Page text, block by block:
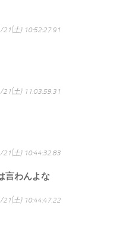
21(土) 10:52:27.91
21(土) 11:03:59.31
21(土) 10:44:32.83
言わんよな
21(土) 10:44:47.22